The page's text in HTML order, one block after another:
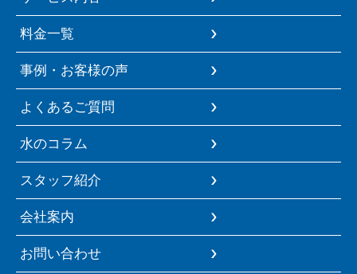
料金一覧
事例・お客様の声
よくあるご質問
水のコラム
スタッフ紹介
会社案内
お問い合わせ